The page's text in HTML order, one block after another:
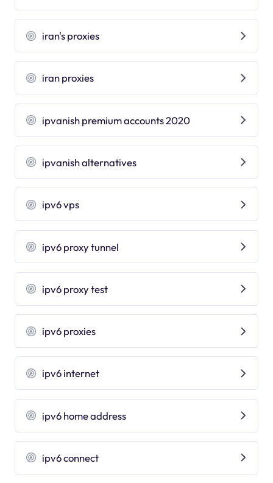
iran's proxies
iran proxies
ipvanish premium accounts 2020
ipvanish alternatives
ipv6 vps
ipv6 proxy tunnel
ipv6 proxy test
ipv6 proxies
ipv6 internet
ipv6 home address
ipv6 connect